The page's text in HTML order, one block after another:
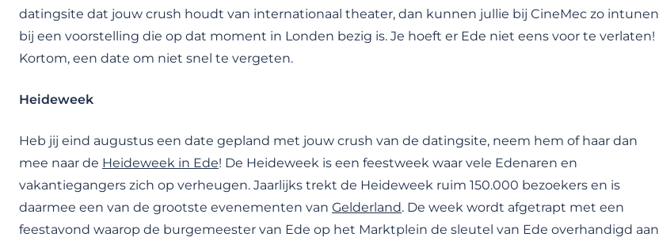
datingsite dat jouw crush houdt van internationaal theater, dan kunnen jullie bij CineMec zo intunen
bij een voorstelling die op dat moment in Londen bezig is. Je hoeft er Ede niet eens voor te verlaten!
Kortom, een date om niet snel te vergeten.
Heideweek
Heb jij eind augustus een date gepland met jouw crush van de datingsite, neem hem of haar dan
mee naar de Heideweek in Ede! De Heideweek is een feestweek waar vele Edenaren en
vakantiegangers zich op verheugen. Jaarlijks trekt de Heideweek ruim 150.000 bezoekers en is
daarmee een van de grootste evenementen van Gelderland. De week wordt afgetrapt met een
feestavond waarop de burgemeester van Ede op het Marktplein de sleutel van Ede overhandigd aan